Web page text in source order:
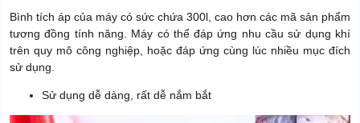
Bình tích áp của máy có sức chứa 300l, cao hơn các mã sản phẩm
tương đồng tính năng. Máy có thể đáp ứng nhu cầu sử dụng khí
trên quy mô công nghiệp, hoặc đáp ứng cùng lúc nhiều mục đích
sử dụng.
Sử dụng dễ dàng, rất dễ nắm bắt